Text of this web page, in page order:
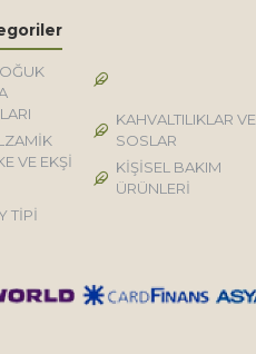
VE EKŞİ
KAHVALTILIKLAR VE
SOSLAR
KİŞİSEL BAKIM
ÜRÜNLERİ